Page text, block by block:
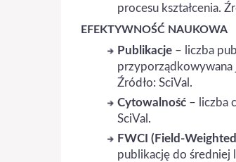
procesu kształcenia.
EFEKTYWNOŚĆ NAUKOWA
Publikacje – liczba
przyporządkowywana
Źródło: SciVal.
Cytowalność – liczba
SciVal.
FWCI (Field-
publikację do średniej